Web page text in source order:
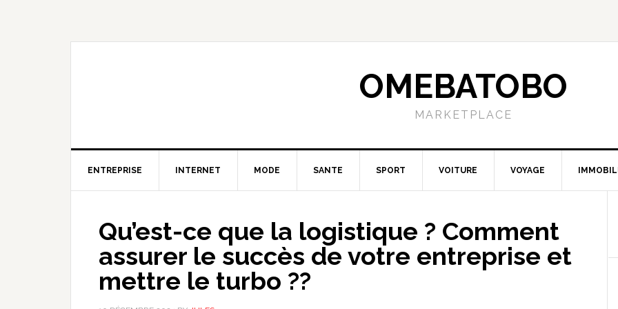
OMEBATOBO
MARKETPLACE
ENTREPRISE INTERNET MODE SANTE SPORT VOITURE VOYAGE
Qu’est-ce que la logistique ? Comment
assurer le succès de votre entreprise et
mettre le turbo ??